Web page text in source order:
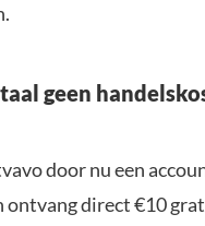
geen
door nu een
direct €10